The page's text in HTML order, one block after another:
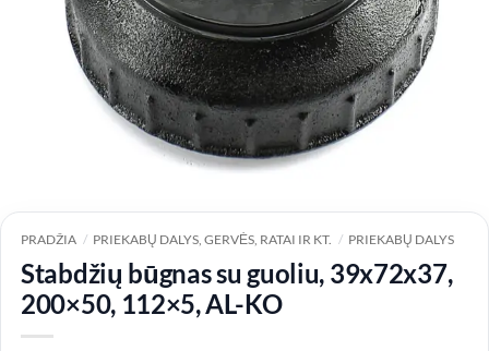
PRADŽIA / PRIEKABŲ DALYS, GERVĖS, RATAI IR KT. / PRIEKABŲ DALYS
Stabdžių būgnas su guoliu, 39x72x37,
200×50, 112×5, AL-KO